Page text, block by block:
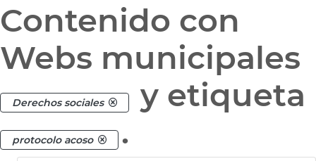
Contenido con
Webs municipales
Derechos sociales y etiqueta
protocolo acoso .